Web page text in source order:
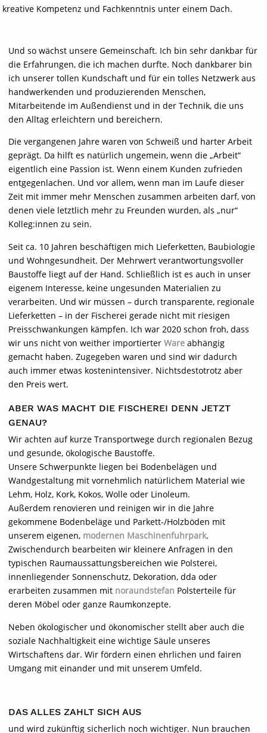
kreative Kompetenz und Fachkenntnis unter einem Dach.
Und so wächst unsere Gemeinschaft. Ich bin sehr dankbar für
die Erfahrungen, die ich machen durfte. Noch dankbarer bin
ich unserer tollen Kundschaft und für ein tolles Netzwerk aus
handwerkenden und produzierenden Menschen,
Mitarbeitende im Außendienst und in der Technik, die uns
den Alltag erleichtern und bereichern.
Die vergangenen Jahre waren von Schweiß und harter Arbeit
geprägt. Da hilft es natürlich ungemein, wenn die „Arbeit“
eigentlich eine Passion ist. Wenn einem Kunden zufrieden
entgegenlachen. Und vor allem, wenn man im Laufe dieser
Zeit mit immer mehr Menschen zusammen arbeiten darf, von
denen viele letztlich mehr zu Freunden wurden, als „nur“
Kolleg:innen zu sein.
Seit ca. 10 Jahren beschäftigen mich Lieferketten, Baubiologie
und Wohngesundheit. Der Mehrwert verantwortungsvoller
Baustoffe liegt auf der Hand. Schließlich ist es auch in unser
eigenem Interesse, keine ungesunden Materialien zu
verarbeiten. Und wir müssen – durch transparente, regionale
Lieferketten – in der Fischerei gerade nicht mit riesigen
Preisschwankungen kämpfen. Ich war 2020 schon froh, dass
wir uns nicht von weither importierterWare abhängig
gemacht haben. Zugegeben waren und sind wir dadurch
auch immer etwas kostenintensiver. Nichtsdestotrotz aber
den Preis wert.
ABER WAS MACHT DIE FISCHEREI DENN JETZT
GENAU?
Wir achten auf kurze Transportwege durch regionalen Bezug
und gesunde, ökologische Baustoffe.
Unsere Schwerpunkte liegen bei Bodenbelägen und
Wandgestaltung mit vornehmlich natürlichem Material wie
Lehm, Holz, Kork, Kokos, Wolle oder Linoleum.
Außerdem renovieren und reinigen wir in die Jahre
gekommene Bodenbeläge und Parkett-/Holzböden mit
unserem eigenen, modernen Maschinenfuhrpark.
Zwischendurch bearbeiten wir kleinere Anfragen in den
typischen Raumaussattungsbereichen wie Polsterei,
innenliegender Sonnenschutz, Dekoration, dda oder
erarbeiten zusammen mit noraundstefan Polsterteile für
deren Möbel oder ganze Raumkonzepte.
Neben ökologischer und ökonomischer stellt aber auch die
soziale Nachhaltigkeit eine wichtige Säule unseres
Wirtschaftens dar. Wir fördern einen ehrlichen und fairen
Umgang mit einander und mit unserem Umfeld.
DAS ALLES ZAHLT SICH AUS
und wird zukünftig sicherlich noch wichtiger. Nun brauchen